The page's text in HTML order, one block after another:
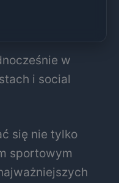
w
i social
się nie tylko
sportowym